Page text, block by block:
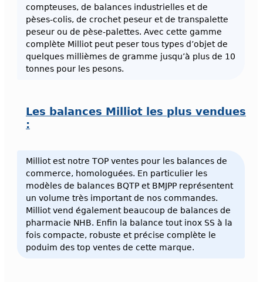
compteuses, de balances industrielles et de
pèses-colis, de crochet peseur et de transpalette
peseur ou de pèse-palettes. Avec cette gamme
complète Milliot peut peser tous types d’objet de
quelques millièmes de gramme jusqu’à plus de 10
tonnes pour les pesons.
Les balances Milliot les plus vendues
:
Milliot est notre TOP ventes pour les balances de
commerce, homologuées. En particulier les
modèles de balances BQTP et BMJPP représentent
un volume très important de nos commandes.
Milliot vend également beaucoup de balances de
pharmacie NHB. Enfin la balance tout inox SS à la
fois compacte, robuste et précise complète le
poduim des top ventes de cette marque.